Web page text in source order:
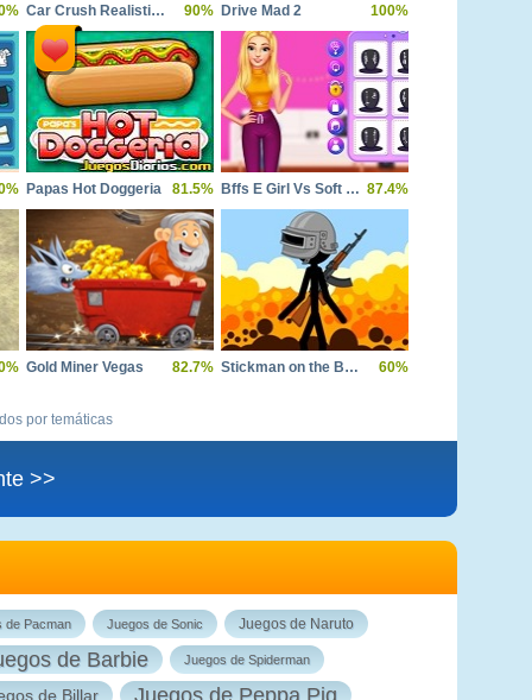
Car Crush Realistic Destruction 90% Drive Mad 2 100%
Papas Hot Doggeria 81.5% Bffs E Girl Vs Soft Girl 87.4%
Gold Miner Vegas 82.7% Stickman on the Battlefield 60%
por temáticas
>>
de Pacman Juegos de Sonic Juegos de Naruto
de Barbie Juegos de Spiderman
de Billar Juegos de Peppa Pig